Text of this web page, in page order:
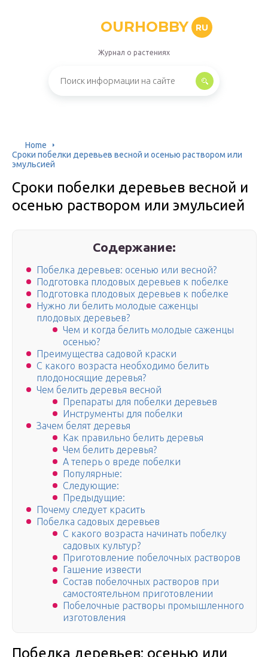
OURHOBBY RU
Журнал о растениях
Home
Сроки побелки деревьев весной и осенью раствором или
эмульсией
Сроки побелки деревьев весной и
осенью раствором или эмульсией
Содержание:
Побелка деревьев: осенью или весной?
Подготовка плодовых деревьев к побелке
Подготовка плодовых деревьев к побелке
Нужно ли белить молодые саженцы
плодовых деревьев?
Чем и когда белить молодые саженцы
осенью?
Преимущества садовой краски
С какого возраста необходимо белить
плодоносящие деревья?
Чем белить деревья весной
Препараты для побелки деревьев
Инструменты для побелки
Зачем белят деревья
Как правильно белить деревья
Чем белить деревья?
А теперь о вреде побелки
Популярные:
Следующие:
Предыдущие:
Почему следует красить
Побелка садовых деревьев
С какого возраста начинать побелку
садовых культур?
Приготовление побелочных растворов
Гашение извести
Состав побелочных растворов при
самостоятельном приготовлении
Побелочные растворы промышленного
изготовления
Побелка деревьев: осенью или